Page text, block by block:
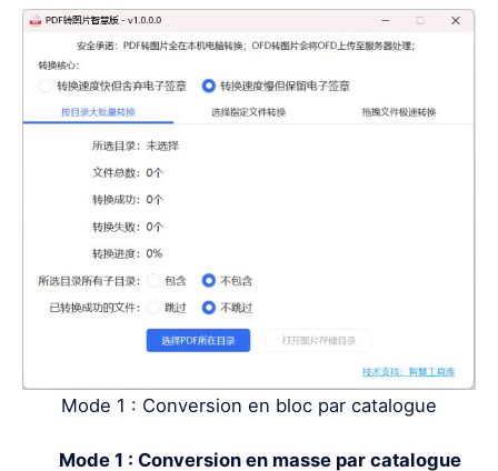
Mode 1 : Conversion en bloc par catalogue
Mode 1 : Conversion en masse par catalogue